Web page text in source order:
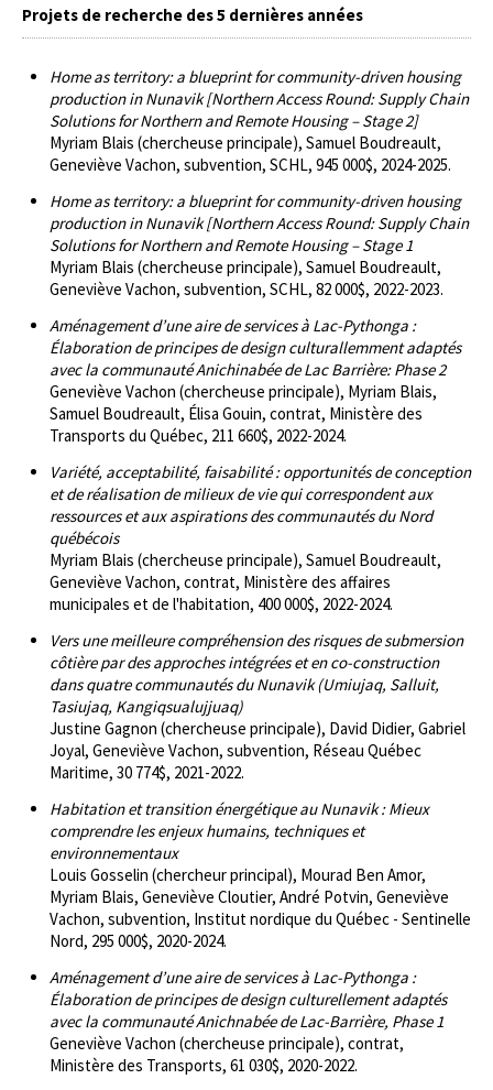
Projets de recherche des 5 dernières années
Home as territory: a blueprint for community-driven housing
production in Nunavik [Northern Access Round: Supply Chain
Solutions for Northern and Remote Housing – Stage 2]
Myriam Blais (chercheuse principale), Samuel Boudreault,
Geneviève Vachon, subvention, SCHL, 945 000$, 2024-2025.
Home as territory: a blueprint for community-driven housing
production in Nunavik [Northern Access Round: Supply Chain
Solutions for Northern and Remote Housing – Stage 1
Myriam Blais (chercheuse principale), Samuel Boudreault,
Geneviève Vachon, subvention, SCHL, 82 000$, 2022-2023.
Aménagement d’une aire de services à Lac-Pythonga :
Élaboration de principes de design culturallemment adaptés
avec la communauté Anichinabée de Lac Barrière: Phase 2
Geneviève Vachon (chercheuse principale), Myriam Blais,
Samuel Boudreault, Élisa Gouin, contrat, Ministère des
Transports du Québec, 211 660$, 2022-2024.
Variété, acceptabilité, faisabilité : opportunités de conception
et de réalisation de milieux de vie qui correspondent aux
ressources et aux aspirations des communautés du Nord
québécois
Myriam Blais (chercheuse principale), Samuel Boudreault,
Geneviève Vachon, contrat, Ministère des affaires
municipales et de l'habitation, 400 000$, 2022-2024.
Vers une meilleure compréhension des risques de submersion
côtière par des approches intégrées et en co-construction
dans quatre communautés du Nunavik (Umiujaq, Salluit,
Tasiujaq, Kangiqsualujjuaq)
Justine Gagnon (chercheuse principale), David Didier, Gabriel
Joyal, Geneviève Vachon, subvention, Réseau Québec
Maritime, 30 774$, 2021-2022.
Habitation et transition énergétique au Nunavik : Mieux
comprendre les enjeux humains, techniques et
environnementaux
Louis Gosselin (chercheur principal), Mourad Ben Amor,
Myriam Blais, Geneviève Cloutier, André Potvin, Geneviève
Vachon, subvention, Institut nordique du Québec - Sentinelle
Nord, 295 000$, 2020-2024.
Aménagement d’une aire de services à Lac-Pythonga :
Élaboration de principes de design culturellement adaptés
avec la communauté Anichnabée de Lac-Barrière, Phase 1
Geneviève Vachon (chercheuse principale), contrat,
Ministère des Transports, 61 030$, 2020-2022.